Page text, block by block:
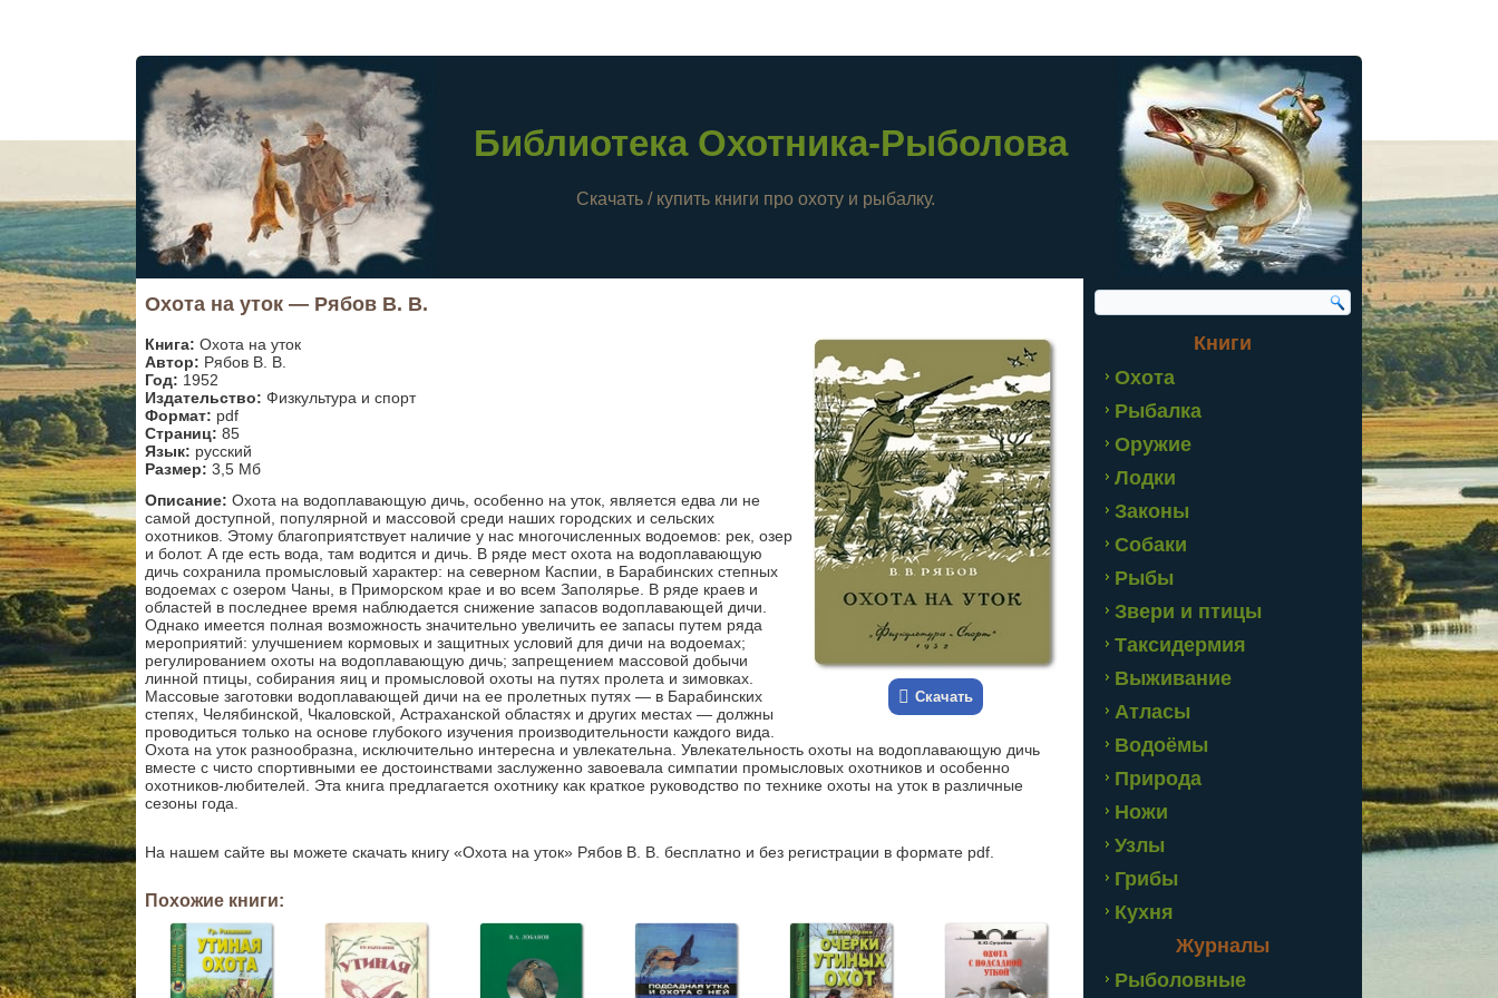
Библиотека Охотника-Рыболова
Скачать / купить книги про охоту и рыбалку.
Охота на уток — Рябов В. В.
Скачать
Книга: Охота на уток
Автор: Рябов В. В.
Год: 1952
Издательство: Физкультура и спорт
Формат: pdf
Страниц: 85
Язык: русский
Размер: 3,5 Мб
Описание: Охота на водоплавающую дичь, особенно на уток, является едва ли не
самой доступной, популярной и массовой среди наших городских и сельских
охотников. Этому благоприятствует наличие у нас многочисленных водоемов: рек, озер
и болот. А где есть вода, там водится и дичь. В ряде мест охота на водоплавающую
дичь сохранила промысловый характер: на северном Каспии, в Барабинских степных
водоемах с озером Чаны, в Приморском крае и во всем Заполярье. В ряде краев и
областей в последнее время наблюдается снижение запасов водоплавающей дичи.
Однако имеется полная возможность значительно увеличить ее запасы путем ряда
мероприятий: улучшением кормовых и защитных условий для дичи на водоемах;
регулированием охоты на водоплавающую дичь; запрещением массовой добычи
линной птицы, собирания яиц и промысловой охоты на путях пролета и зимовках.
Массовые заготовки водоплавающей дичи на ее пролетных путях — в Барабинских
степях, Челябинской, Чкаловской, Астраханской областях и других местах — должны
проводиться только на основе глубокого изучения производительности каждого вида.
Охота на уток разнообразна, исключительно интересна и увлекательна. Увлекательность охоты на водоплавающую дичь
вместе с чисто спортивными ее достоинствами заслуженно завоевала симпатии промысловых охотников и особенно
охотников-любителей. Эта книга предлагается охотнику как краткое руководство по технике охоты на уток в различные
сезоны года.
На нашем сайте вы можете скачать книгу «Охота на уток» Рябов В. В. бесплатно и без регистрации в формате pdf.
Похожие книги:
Книги
Охота
Рыбалка
Оружие
Лодки
Законы
Собаки
Рыбы
Звери и птицы
Таксидермия
Выживание
Атласы
Водоёмы
Природа
Ножи
Узлы
Грибы
Кухня
Журналы
Рыболовные